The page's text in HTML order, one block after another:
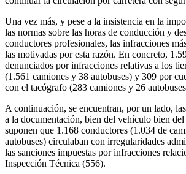
Una vez más, y pese a la insistencia en la
las normas sobre las horas de conducción y
conductores profesionales, las infracciones
las motivadas por esta razón. En concreto,
denunciados por infracciones relativas a los
(1.561 camiones y 38 autobuses) y 309 por
con el tacógrafo (283 camiones y 26
A continuación, se encuentran, por un lado,
a la documentación, bien del vehículo bien
suponen que 1.168 conductores (1.034 de
autobuses) circulaban con irregularidades
las sanciones impuestas por infracciones
Inspección Técnica (556).